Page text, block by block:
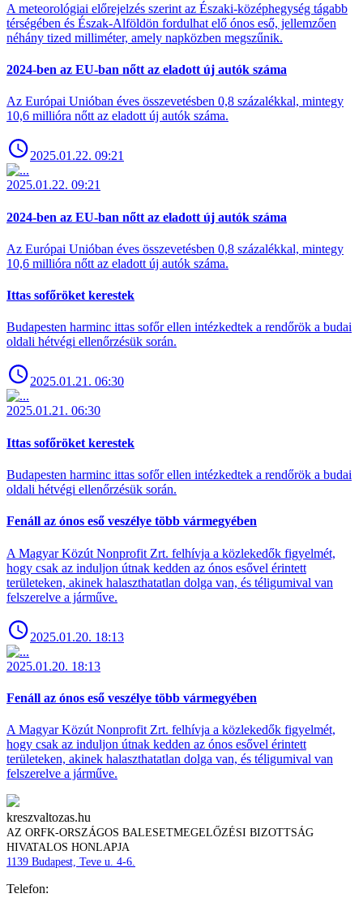
A meteorológiai előrejelzés szerint az Északi-középhegység tágabb
térségében és Észak-Alföldön fordulhat elő ónos eső, jellemzően
néhány tized milliméter, amely napközben megszűnik.
2024-ben az EU-ban nőtt az eladott új autók száma
Az Európai Unióban éves összevetésben 0,8 százalékkal, mintegy
10,6 millióra nőtt az eladott új autók száma.
2025.01.22. 09:21
2025.01.22. 09:21
2024-ben az EU-ban nőtt az eladott új autók száma
Az Európai Unióban éves összevetésben 0,8 százalékkal, mintegy
10,6 millióra nőtt az eladott új autók száma.
Ittas sofőröket kerestek
Budapesten harminc ittas sofőr ellen intézkedtek a rendőrök a budai
oldali hétvégi ellenőrzésük során.
2025.01.21. 06:30
2025.01.21. 06:30
Ittas sofőröket kerestek
Budapesten harminc ittas sofőr ellen intézkedtek a rendőrök a budai
oldali hétvégi ellenőrzésük során.
Fenáll az ónos eső veszélye több vármegyében
A Magyar Közút Nonprofit Zrt. felhívja a közlekedők figyelmét,
hogy csak az induljon útnak kedden az ónos esővel érintett
területeken, akinek halaszthatatlan dolga van, és téligumival van
felszerelve a járműve.
2025.01.20. 18:13
2025.01.20. 18:13
Fenáll az ónos eső veszélye több vármegyében
A Magyar Közút Nonprofit Zrt. felhívja a közlekedők figyelmét,
hogy csak az induljon útnak kedden az ónos esővel érintett
területeken, akinek halaszthatatlan dolga van, és téligumival van
felszerelve a járműve.
kreszvaltozas.hu
AZ ORFK-ORSZÁGOS BALESETMEGELŐZÉSI BIZOTTSÁG
HIVATALOS HONLAPJA
1139 Budapest, Teve u. 4-6.
Telefon: